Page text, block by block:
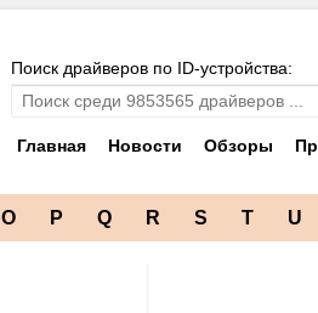
Поиск драйверов по ID-устройства:
Главная Новости Обзоры
O P Q R S T U